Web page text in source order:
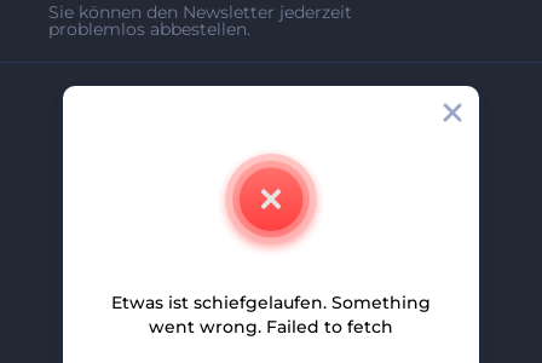
Sie können den Newsletter jederzeit
problemlos abbestellen.
Partnerprogramm
Etwas ist schiefgelaufen. Something
went wrong. Failed to fetch